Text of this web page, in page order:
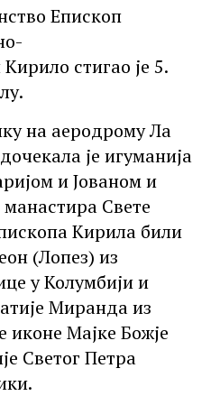
Епископ
стигао је 5.
на аеродрому Ла
је игуманија
и Јованом и
Свете
Кирила били
(Лопез) из
у Колумбији и
Миранда из
иконе Мајке Божје
Светог Петра